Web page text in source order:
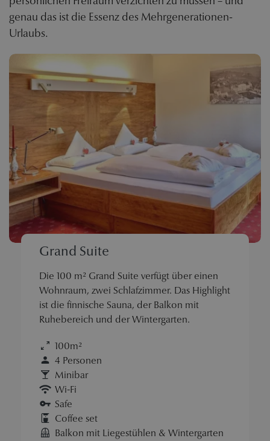
genau das ist die Essenz des Mehrgenerationen-
Urlaubs.
Grand Suite
Die 100 m² Grand Suite verfügt über einen
Wohnraum, zwei Schlafzimmer. Das Highlight
ist die finnische Sauna, der Balkon mit
Ruhebereich und der Wintergarten.
100m²
4 Personen
Minibar
Wi-Fi
Safe
Coffee set
Balkon mit Liegestühlen & Wintergarten